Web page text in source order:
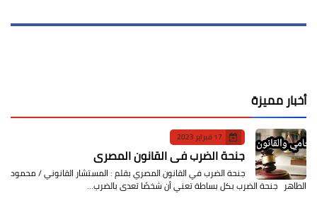
أخبار مميزة
17 فبراير 2023
جنحة الضرب في القانون المصري
جنحة الضرب في القانون المصري بقلم : المستشار القانوني / محمود
الطاهر جنحة الضرب بكل بساطة تعني أن شخصًا تعدى بالضرب…